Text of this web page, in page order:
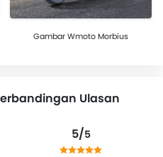
Gambar Wmoto Morbius
Ulasan
5/5